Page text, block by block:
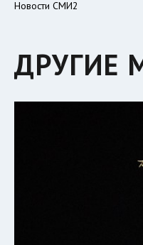
Новости СМИ2
ДРУГИЕ